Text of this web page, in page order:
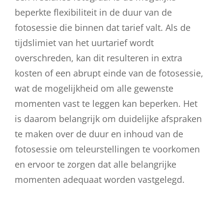
beperkte flexibiliteit in de duur van de
fotosessie die binnen dat tarief valt. Als de
tijdslimiet van het uurtarief wordt
overschreden, kan dit resulteren in extra
kosten of een abrupt einde van de fotosessie,
wat de mogelijkheid om alle gewenste
momenten vast te leggen kan beperken. Het
is daarom belangrijk om duidelijke afspraken
te maken over de duur en inhoud van de
fotosessie om teleurstellingen te voorkomen
en ervoor te zorgen dat alle belangrijke
momenten adequaat worden vastgelegd.